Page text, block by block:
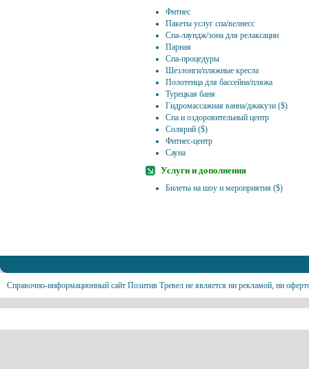
Фитнес
Пакеты услуг спа/велнесс
Спа-лаундж/зона для релаксации
Парная
Спа-процедуры
Шезлонги/пляжные кресла
Полотенца для бассейна/пляжа
Турецкая баня
Гидромассажная ванна/джакузи ($)
Спа и оздоровительный центр
Солярий ($)
Фитнес-центр
Сауна
Услуги и дополнения
Билеты на шоу и мероприятия ($)
Справочно-информационный сайт Позитив Тревел не является ни рекламой, ни